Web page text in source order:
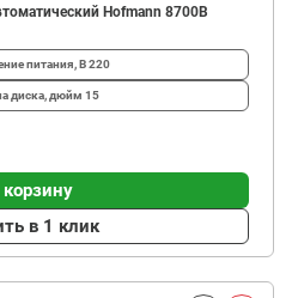
Hofmann 8700B
питания, В220
диска, дюйм 15
в 1 клик